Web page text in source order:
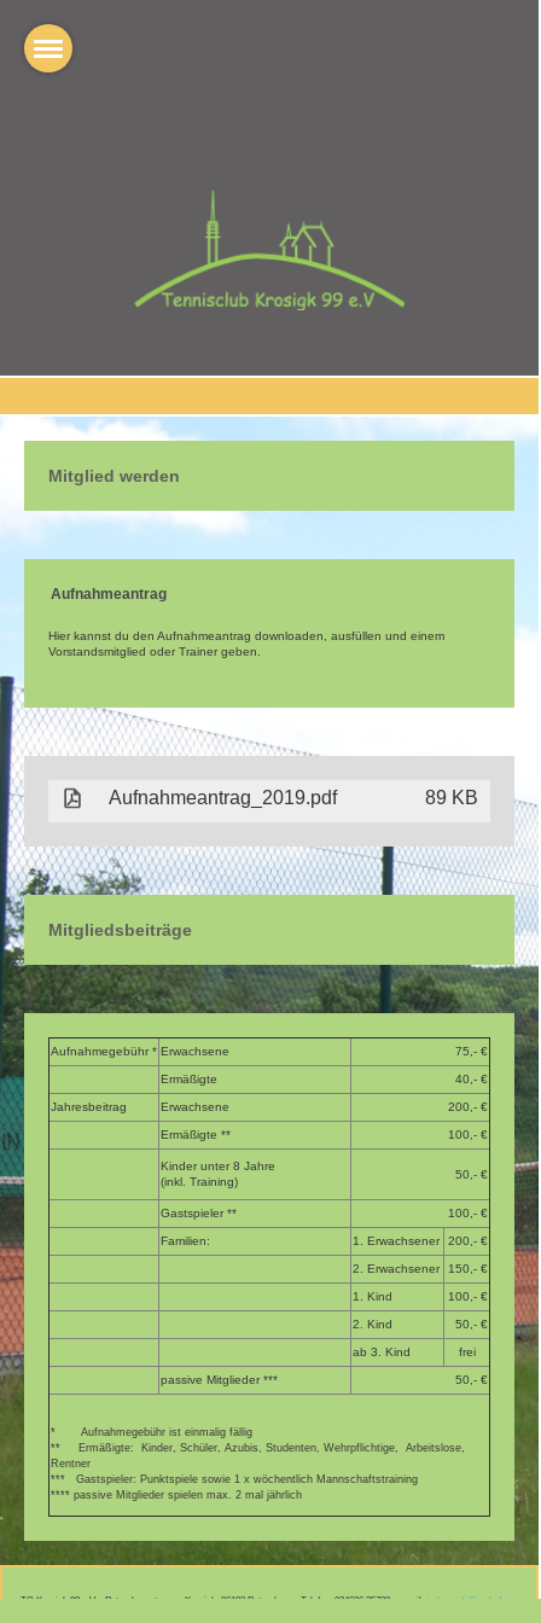
Mitglied werden
Aufnahmeantrag
Hier kannst du den Aufnahmeantrag downloaden, ausfüllen und einem
Vorstandsmitglied oder Trainer geben.
Aufnahmeantrag_2019.pdf 89 KB
Mitgliedsbeiträge
Aufnahmegebühr * Erwachsene 75,- €
Ermäßigte 40,- €
Jahresbeitrag Erwachsene 200,- €
Ermäßigte ** 100,- €
Kinder unter 8 Jahre
(inkl. Training)
50,- €
Gastspieler ** 100,- €
Familien: 1. Erwachsener 200,- €
2. Erwachsener 150,- €
1. Kind 100,- €
2. Kind 50,- €
ab 3. Kind frei
passive Mitglieder *** 50,- €
* Aufnahmegebühr ist einmalig fällig
** Ermäßigte: Kinder, Schüler, Azubis, Studenten, Wehrpflichtige, Arbeitslose,
Rentner
*** Gastspieler: Punktspiele sowie 1 x wöchentlich Mannschaftstraining
**** passive Mitglieder spielen max. 2 mal jährlich
TC Krosigk 99 e.V. • Petersbergstrasse, Krosigk, 06193 Petersberg • Telefon: 034606 35738 • email: tc-krosigk@web.de